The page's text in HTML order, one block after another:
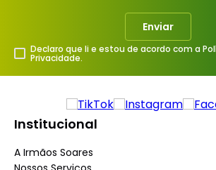
Enviar
Declaro que li e estou de acordo com a
Privacidade.
Institucional
A Irmãos Soares